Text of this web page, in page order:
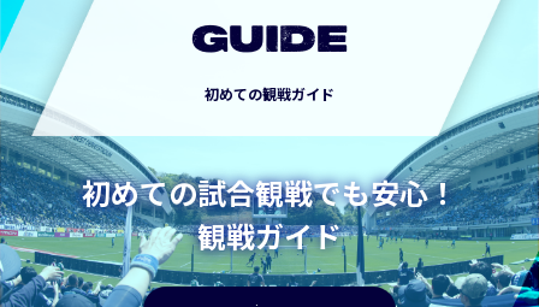
GUIDE
初めての観戦ガイド
初めての試合観戦でも安心！
観戦ガイド